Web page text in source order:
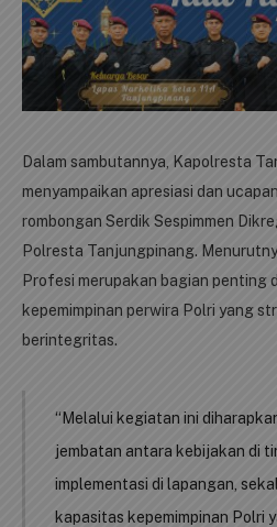
Dalam sambutannya, Kapolresta
menyampaikan apresiasi dan
rombongan Serdik Sespimmen
Polresta Tanjungpinang.
Profesi merupakan bagian penting
kepemimpinan perwira Polri yang
berintegritas.
“Melalui kegiatan ini
jembatan antara kebijakan di
implementasi di lapangan,
kapasitas kepemimpinan Polri